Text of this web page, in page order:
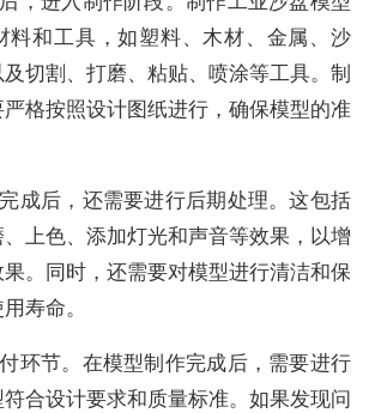
料和工具，如塑料、木材、金属、沙
切割、打磨、粘贴、喷涂等工具。制
格按照设计图纸进行，确保模型的准
成后，还需要进行后期处理。这包括
上色、添加灯光和声音等效果，以增
。同时，还需要对模型进行清洁和保
寿命。
环节。在模型制作完成后，需要进行
合设计要求和质量标准。如果发现问